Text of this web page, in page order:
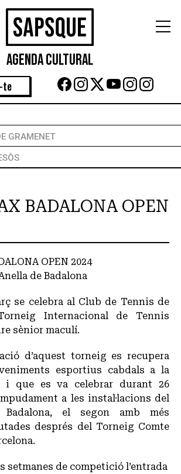
Agenda Cultural
te
GRAMENET
BADALONA OPEN
OPEN 2024
de Badalona
se celebra al Club de Tennis de
Internacional de Tennis
sènior maculí.
d’aquest torneig es recupera
esportius cabdals a la
i que es va celebrar durant 26
a les instal·lacions del
el segon amb més
després del Torneig Comte
setmanes de competició l’entrada